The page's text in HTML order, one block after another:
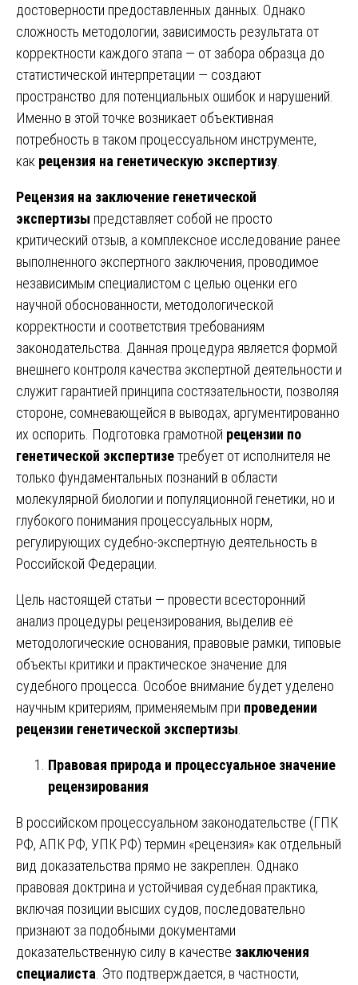
достоверности предоставленных данных. Однако
сложность методологии, зависимость результата от
корректности каждого этапа — от забора образца до
статистической интерпретации — создают
пространство для потенциальных ошибок и нарушений.
Именно в этой точке возникает объективная
потребность в таком процессуальном инструменте,
как рецензия на генетическую экспертизу
Рецензия на заключение генетической
экспертизы представляет собой не просто
критический отзыв, а комплексное исследование ранее
выполненного экспертного заключения, проводимое
независимым специалистом с целью оценки его
научной обоснованности, методологической
корректности и соответствия требованиям
законодательства. Данная процедура является формой
внешнего контроля качества экспертной деятельности и
служит гарантией принципа состязательности, позволяя
стороне, сомневающейся в выводах, аргументированно
их оспорить. Подготовка грамотной рецензии по
генетической экспертизетребует от исполнителя не
только фундаментальных познаний в области
молекулярной биологии и популяционной генетики, но и
глубокого понимания процессуальных норм,
регулирующих судебно-экспертную деятельность в
Российской Федерации.
Цель настоящей статьи — провести всесторонний
анализ процедуры рецензирования, выделив её
методологические основания, правовые рамки, типовые
объекты критики и практическое значение для
судебного процесса. Особое внимание будет уделено
научным критериям, применяемым при проведении
рецензии генетической экспертизы
Правовая природа и процессуальное значение
рецензирования
В российском процессуальном законодательстве (ГПК
РФ, АПК РФ, УПК РФ) термин «рецензия» как отдельный
вид доказательства прямо не закреплен. Однако
правовая доктрина и устойчивая судебная практика,
включая позиции высших судов, последовательно
признают за подобными документами
доказательственную силу в качестве заключения
специалиста . Это подтверждается, в частности,